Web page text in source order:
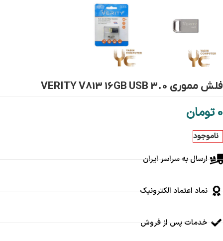
فلش مموری VERITY V813 16GB USB 3.0
0 تومان
ناموجود
ارسال به سراسر ایران
نماد اعتماد الکترونیک
خدمات پس از فروش